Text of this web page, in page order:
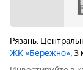
Рязань,
ЖК «Бережно», 3